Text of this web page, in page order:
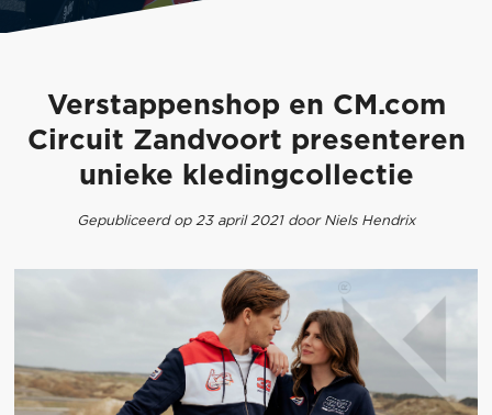
Verstappenshop en CM.com
Circuit Zandvoort presenteren
unieke kledingcollectie
Gepubliceerd op 23 april 2021 door Niels Hendrix